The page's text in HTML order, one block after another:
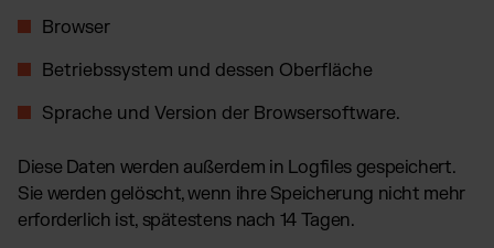
Browser
Betriebssystem und dessen Oberfläche
Sprache und Version der Browsersoftware.
Diese Daten werden außerdem in Logfiles gespeichert.
Sie werden gelöscht, wenn ihre Speicherung nicht mehr
erforderlich ist, spätestens nach 14 Tagen.